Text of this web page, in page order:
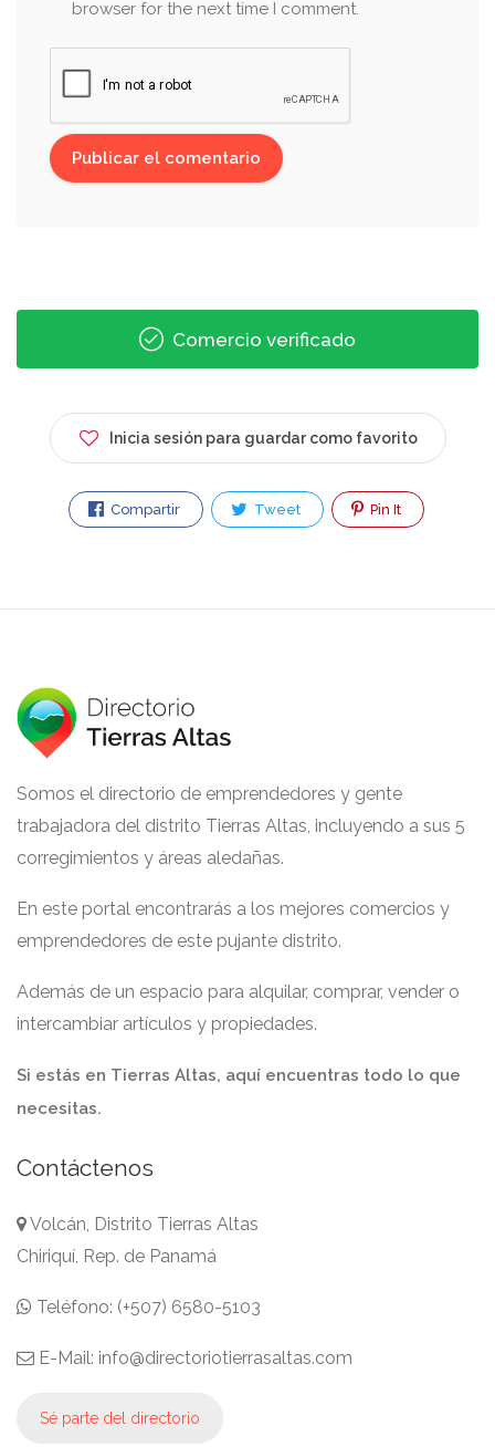
browser for the next time I comment.
Comercio verificado
Inicia sesión para guardar como favorito
Compartir Tweet Pin It
Somos el directorio de emprendedores y gente
trabajadora del distrito Tierras Altas, incluyendo a sus 5
corregimientos y áreas aledañas.
En este portal encontrarás a los mejores comercios y
emprendedores de este pujante distrito.
Además de un espacio para alquilar, comprar, vender o
intercambiar artículos y propiedades.
Si estás en Tierras Altas, aquí encuentras todo lo que
necesitas.
Contáctenos
Volcán, Distrito Tierras Altas
Chiriquí, Rep. de Panamá
Teléfono: (+507) 6580-5103
E-Mail: info@directoriotierrasaltas.com
Sé parte del directorio